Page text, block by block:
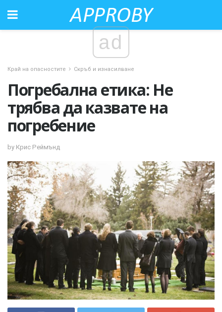
ad
Край на опасностите Скръб и изнасилване
Погребална етика: Не
трябва да казвате на
погребение
by Крис Реймънд